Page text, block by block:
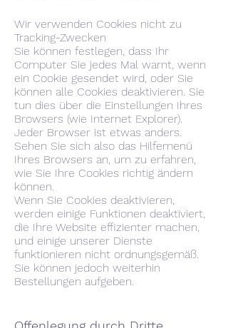
Wir verwenden Cookies nicht zu
Tracking-Zwecken
Sie können festlegen, dass Ihr
Computer Sie jedes Mal warnt, wenn
ein Cookie gesendet wird, oder Sie
können alle Cookies deaktivieren. Sie
tun dies über die Einstellungen Ihres
Browsers (wie Internet Explorer).
Jeder Browser ist etwas anders.
Sehen Sie sich also das Hilfemenü
Ihres Browsers an, um zu erfahren,
wie Sie Ihre Cookies richtig ändern
können.
Wenn Sie Cookies deaktivieren,
werden einige Funktionen deaktiviert,
die Ihre Website effizienter machen,
und einige unserer Dienste
funktionieren nicht ordnungsgemäß.
Sie können jedoch weiterhin
Bestellungen aufgeben.